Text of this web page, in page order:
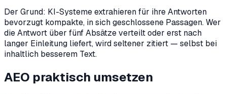
Der Grund: KI-Systeme extrahieren für ihre Antworten
bevorzugt kompakte, in sich geschlossene Passagen. Wer
die Antwort über fünf Absätze verteilt oder erst nach
langer Einleitung liefert, wird seltener zitiert — selbst bei
inhaltlich besserem Text.
AEO praktisch umsetzen